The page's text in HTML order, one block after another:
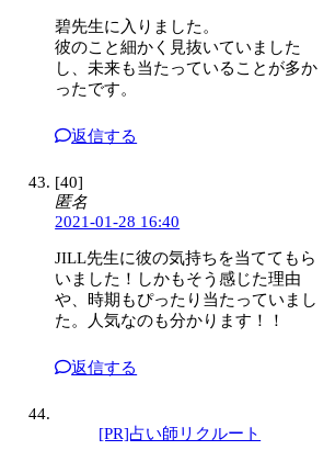
碧先生に入りました。
彼のこと細かく見抜いていました
し、未来も当たっていることが多か
ったです。
返信する
[40]
匿名
2021-01-28 16:40
JILL先生に彼の気持ちを当ててもら
いました！しかもそう感じた理由
や、時期もぴったり当たっていまし
た。人気なのも分かります！！
返信する
[PR]占い師リクルート